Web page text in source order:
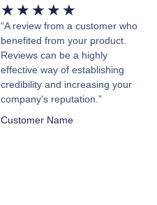
★ ★ ★ ★ ★
con
5
de
5
“A review from a customer who
benefited from your product.
Reviews can be a highly
effective way of establishing
credibility and increasing your
company's reputation.”
Customer Name